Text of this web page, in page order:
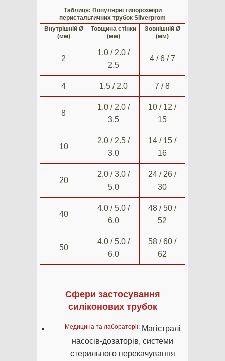
Таблиця: Популярні типорозміри
перистальтичних трубок Silverprom
Внутрішній Ø
(мм)
Товщина стінки
(мм)
Зовнішній Ø
(мм)
2
1.0 / 2.0 /
2.5
4 / 6 / 7
4 1.5 / 2.0 7 / 8
8
1.0 / 2.0 /
3.5
10 / 12 /
15
10
2.0 / 2.5 /
3.0
14 / 15 /
16
20
2.0 / 3.0 /
5.0
24 / 26 /
30
40
4.0 / 5.0 /
6.0
48 / 50 /
52
50
4.0 / 5.0 /
6.0
58 / 60 /
62
Сфери застосування
силіконових трубок
Медицина та лабораторії:Магістралі
насосів-дозаторів, системи
стерильного перекачування